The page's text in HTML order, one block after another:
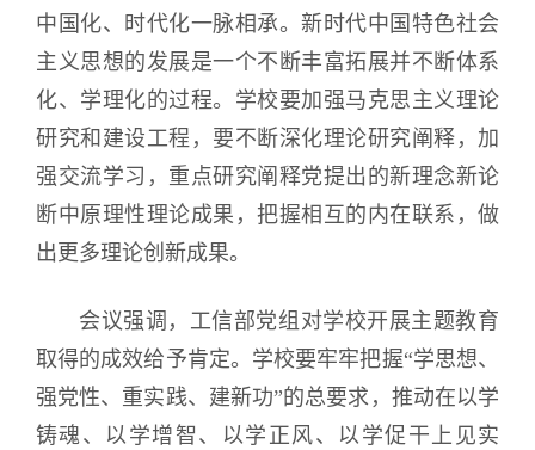
中国化、时代化一脉相承。新时代中国特色社会
主义思想的发展是一个不断丰富拓展并不断体系
化、学理化的过程。学校要加强马克思主义理论
研究和建设工程，要不断深化理论研究阐释，加
强交流学习，重点研究阐释党提出的新理念新论
断中原理性理论成果，把握相互的内在联系，做
出更多理论创新成果。
会议强调，工信部党组对学校开展主题教育
取得的成效给予肯定。学校要牢牢把握“学思想、
强党性、重实践、建新功”的总要求，推动在以学
铸魂、以学增智、以学正风、以学促干上见实